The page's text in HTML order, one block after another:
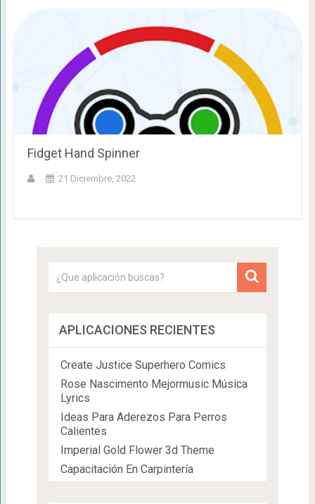
Fidget Hand Spinner
21 Diciembre, 2022
APLICACIONES RECIENTES
Create Justice Superhero Comics
Rose Nascimento Mejormusic Música
Lyrics
Ideas Para Aderezos Para Perros
Calientes
Imperial Gold Flower 3d Theme
Capacitación En Carpintería